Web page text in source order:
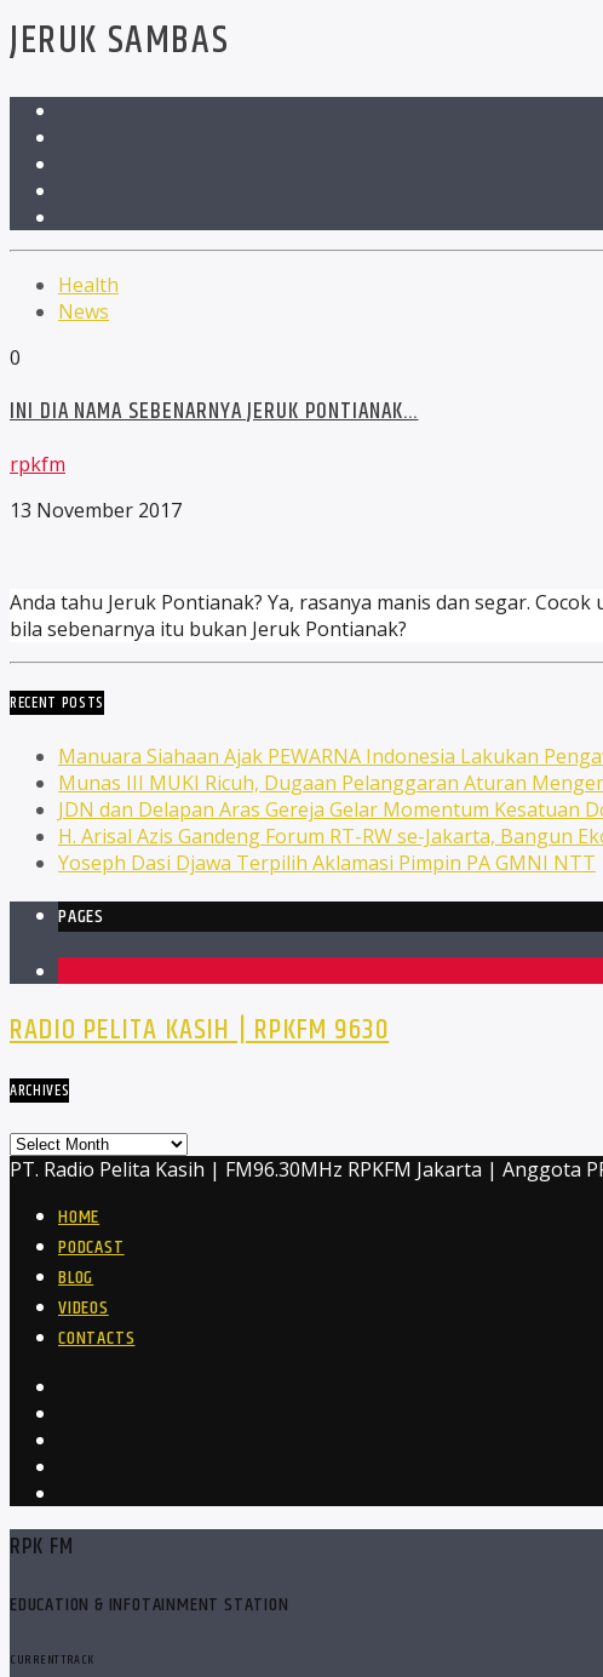
JERUK SAMBAS
Health
News
0
INI DIA NAMA SEBENARNYA JERUK PONTIANAK…
rpkfm
13 November 2017
Anda tahu Jeruk Pontianak? Ya, rasanya manis dan segar.
bila sebenarnya itu bukan Jeruk Pontianak?
RECENT POSTS
Manuara Siahaan Ajak PEWARNA Indonesia Lakukan
Munas III MUKI Ricuh, Dugaan Pelanggaran Aturan
JDN dan Delapan Aras Gereja Gelar Momentum Kesatuan
H. Arisal Azis Gandeng Forum RT-RW se-Jakarta, Bangun
Yoseph Dasi Djawa Terpilih Aklamasi Pimpin PA GMNI NTT
PAGES
RADIO PELITA KASIH | RPKFM 9630
ARCHIVES
Archives
PT. Radio Pelita Kasih | FM96.30MHz RPKFM Jakarta | Anggota
HOME
PODCAST
BLOG
VIDEOS
CONTACTS
RPK FM
EDUCATION & INFOTAINMENT STATION
CURRENT TRACK